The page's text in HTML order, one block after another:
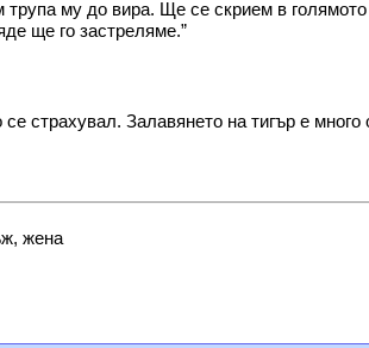
му до вира. Ще се скрием в
ще го застреляме.”
страхувал. Залавянето на тигър е
жена